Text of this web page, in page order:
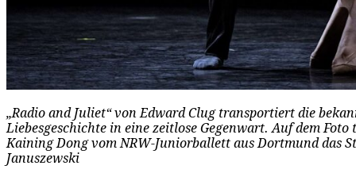
„Radio and Juliet“ von Edward Clug transportiert die
Liebesgeschichte in eine zeitlose Gegenwart. Auf dem
Kaining Dong vom NRW-Juniorballett aus Dortmund das
Januszewski